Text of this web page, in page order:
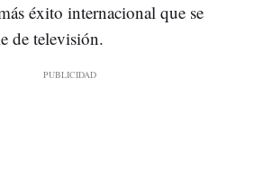
éxito internacional que se
de televisión.